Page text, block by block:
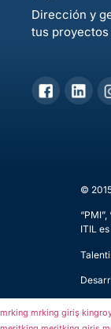
Dirección y
tus
©
ITIL
mrking mrking giriş